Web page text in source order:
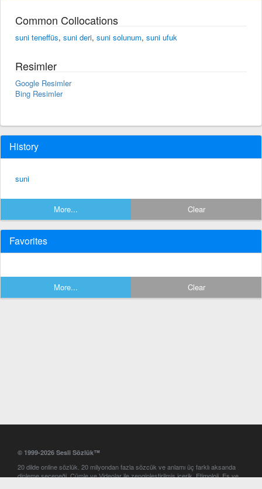
Common Collocations
suni teneffüs, suni deri, suni solunum, suni ufuk
Resimler
Google Resimler
Bing Resimler
History
suni
More... Clear
Favorites
More... Clear
© 1999-2026 Sesli Sözlük™
20 dilde online sözlük. 20 milyondan fazla sözcük ve anlamı üç farklı aksanda
dinleme seçeneği. Cümle ve Videolar ile zenginleştirilmiş içerik. Etimoloji, Eş ve